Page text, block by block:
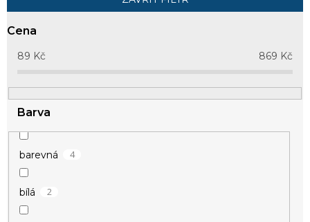
r
o
t
ů
Cena
89 Kč 869 Kč
Barva
barevná 4
bílá 2